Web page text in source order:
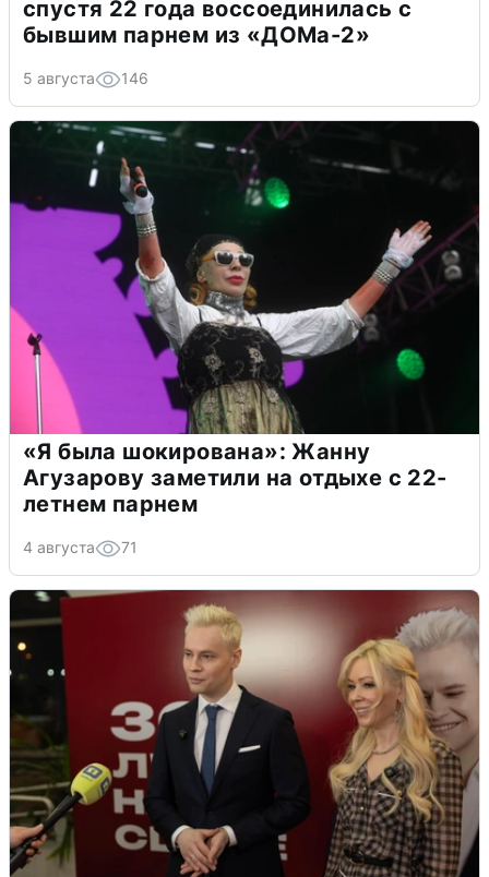
спустя 22 года воссоединилась с
бывшим парнем из «ДОМа-2»
5 августа 146
«Я была шокирована»: Жанну
Агузарову заметили на отдыхе с 22-
летнем парнем
4 августа 71